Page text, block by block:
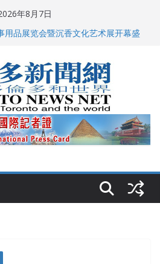
年8月7日
帷幕 多名华人候选人宣布角逐
用品展览会暨沉香文化艺术展开幕盛
友善”并批评其领导层 卡尼：谈判事
儿童绘画比赛颁奖典礼多伦多举行
傲大游行 与市民分享竞选理念